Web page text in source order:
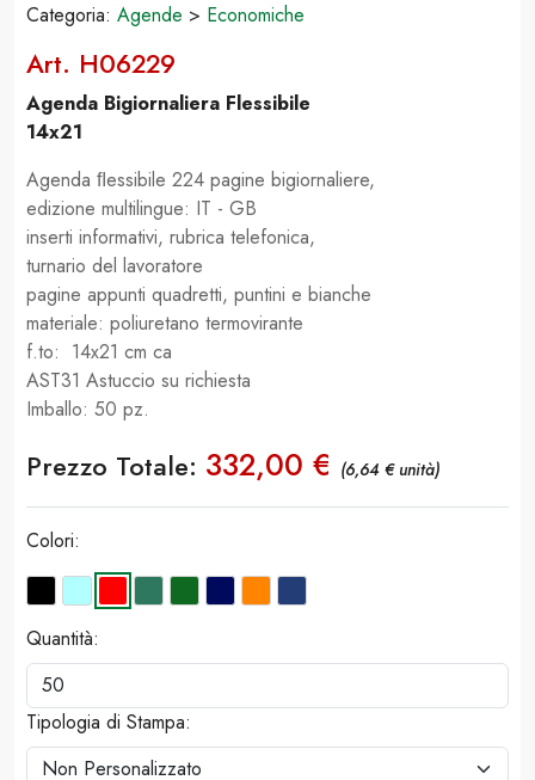
Categoria: Agende > Economiche
Art. H06229
Agenda Bigiornaliera Flessibile
14x21
Agenda ﬂessibile 224 pagine bigiornaliere,
edizione multilingue: IT - GB
inserti informativi, rubrica telefonica,
turnario del lavoratore
pagine appunti quadretti, puntini e bianche
materiale: poliuretano termovirante
f.to: 14x21 cm ca
AST31 Astuccio su richiesta
Imballo: 50 pz.
Prezzo Totale: 332,00 € (6,64 € unità)
Colori:
Quantità:
Tipologia di Stampa: